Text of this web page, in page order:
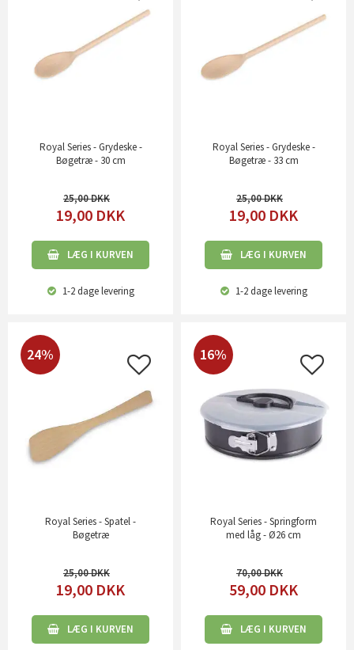
Royal Series - Grydeske -
Bøgetræ - 30 cm
25,00
19,00 DKK
LÆG I KURVEN
1-2 dagelevering
Royal Series - Grydeske -
Bøgetræ - 33 cm
25,00
19,00 DKK
LÆG I KURVEN
1-2 dagelevering
24%
Royal Series - Spatel -
Bøgetræ
25,00
19,00 DKK
LÆG I KURVEN
16%
Royal Series - Springform
med låg - Ø26 cm
70,00
59,00 DKK
LÆG I KURVEN